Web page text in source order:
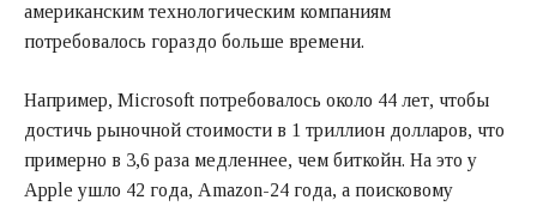
американским технологическим компаниям
потребовалось гораздо больше времени.
Например, Microsoft потребовалось около 44 лет, чтобы
достичь рыночной стоимости в 1 триллион долларов, что
примерно в 3,6 раза медленнее, чем биткойн. На это у
Apple ушло 42 года, Amazon-24 года, а поисковому